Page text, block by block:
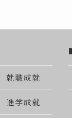
就職成就
進学成就